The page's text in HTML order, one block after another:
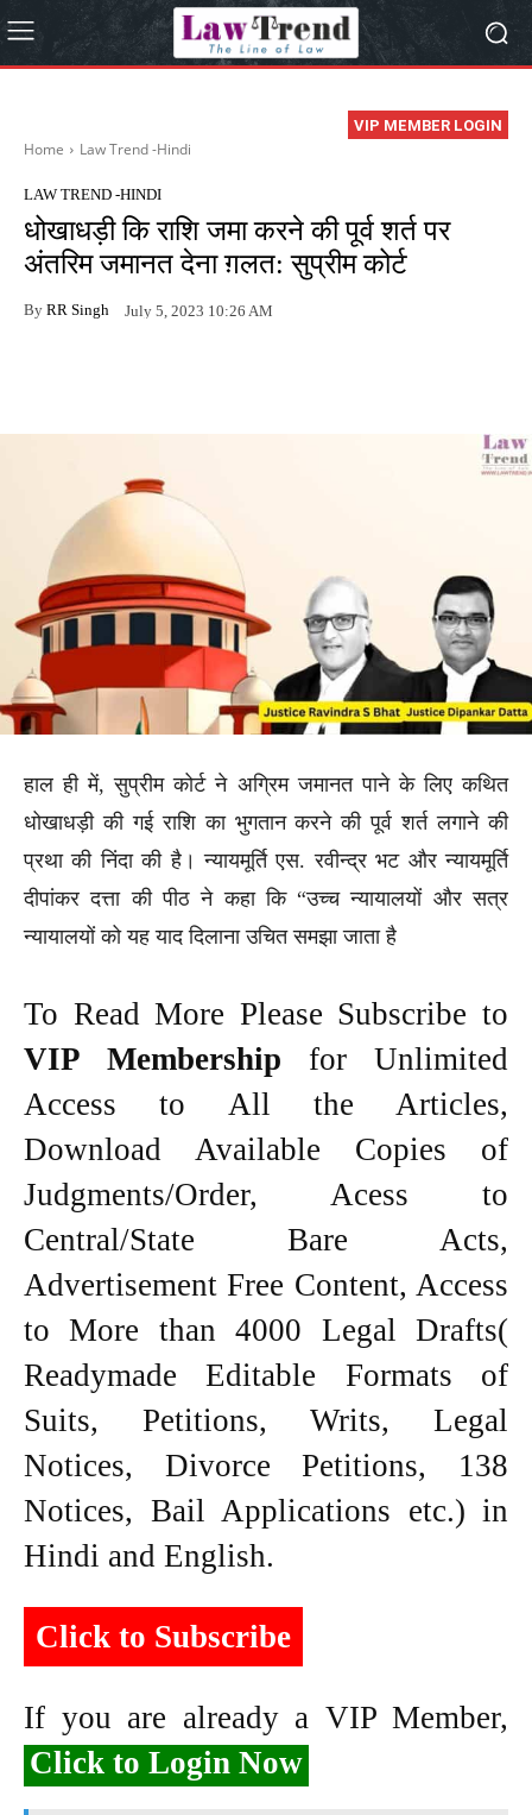
VIP MEMBER LOGIN
Home Law Trend -Hindi
LAW TREND -HINDI
धोखाधड़ी कि राशि जमा करने की पूर्व शर्त पर
अंतरिम जमानत देना ग़लत: सुप्रीम कोर्ट
By RR Singh July 5, 2023 10:26 AM
हाल ही में, सुप्रीम कोर्ट ने अग्रिम जमानत पाने के लिए कथित
धोखाधड़ी की गई राशि का भुगतान करने की पूर्व शर्त लगाने की
प्रथा की निंदा की है। न्यायमूर्ति एस. रवीन्द्र भट और न्यायमूर्ति
दीपांकर दत्ता की पीठ ने कहा कि “उच्च न्यायालयों और सत्र
न्यायालयों को यह याद दिलाना उचित समझा जाता है
To Read More Please Subscribe to
VIP Membership for Unlimited
Access to All the Articles,
Download Available Copies of
Judgments/Order, Acess to
Central/State Bare Acts,
Advertisement Free Content, Access
to More than 4000 Legal Drafts(
Readymade Editable Formats of
Suits, Petitions, Writs, Legal
Notices, Divorce Petitions, 138
Notices, Bail Applications etc.) in
Hindi and English.
Click to Subscribe
If you are already a VIP Member,
Click to Login Now